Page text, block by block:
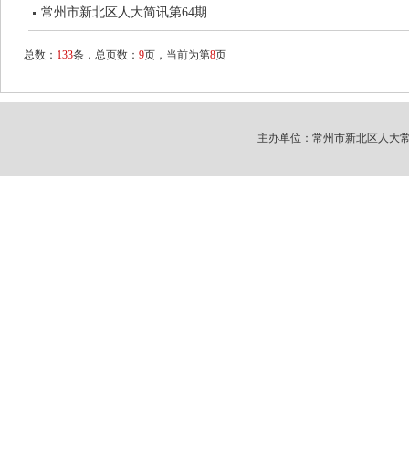
常州市新北区人大简讯第64期
总数： 133条，总页数： 9页，当前为第8页
主办单位：常州市新北区人大